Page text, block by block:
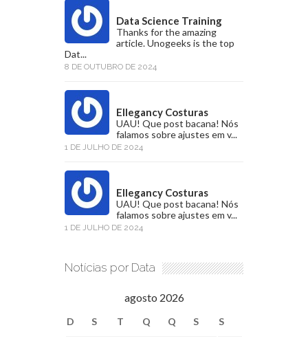
Data Science Training
Thanks for the amazing
article. Unogeeks is the top
Dat...
8 DE OUTUBRO DE 2024
Ellegancy Costuras
UAU! Que post bacana! Nós
falamos sobre ajustes em v...
1 DE JULHO DE 2024
Ellegancy Costuras
UAU! Que post bacana! Nós
falamos sobre ajustes em v...
1 DE JULHO DE 2024
Notícias por Data
agosto 2026
D S T Q Q S S